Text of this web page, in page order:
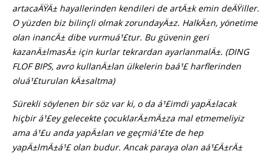
artacaÄŸÄ± hayallerinden kendileri de artÄ±k emin deÄŸiller.
O yüzden biz bilinçli olmak zorundayÄ±z. HalkÄ±n, yönetime
olan inancÄ± dibe vurmuá¹£tur. Bu güvenin geri
kazanÄ±lmasÄ± için kurlar tekrardan ayarlanmalÄ±. (DING
FLOF BIPS, avro kullanÄ±lan ülkelerin baá¹£ harflerinden
oluá¹£turulan kÄ±saltma)
Sürekli söylenen bir söz var ki, o da á¹£imdi yapÄ±lacak
hiçbir á¹£ey gelecekte çocuklarÄ±mÄ±za mal etmemeliyiz
ama á¹£u anda yapÄ±lan ve geçmiá¹£te de hep
yapÄ±lmÄ±á¹£ olan budur. Ancak paraya olan aá¹£Ä±rÄ±